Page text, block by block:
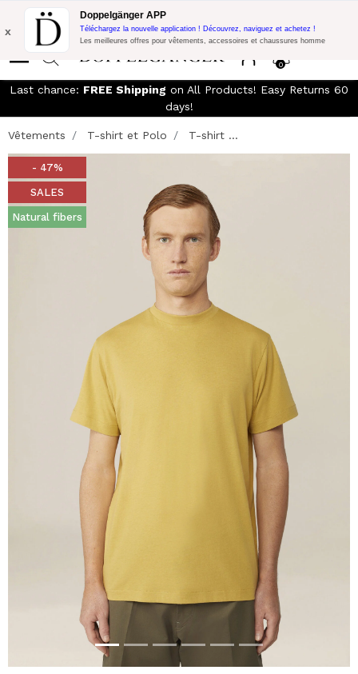
LIVRAISON GRATUITE!10% de réduction supplémentaire sur 300€
d'achat avec le code:
0
x
Doppelgänger APP
Téléchargez la nouvelle application ! Découvrez, naviguez et achetez !
Les meilleures offres pour vêtements, accessoires et chaussures homme
Last chance: FREE Shipping on All Products! Easy Returns 60
days!
Vêtements T-shirt et Polo T-shirt ...
- 47%
SALES
Natural fibers